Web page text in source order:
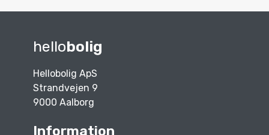
hellobolig
Hellobolig ApS
Strandvejen 9
9000 Aalborg
Information